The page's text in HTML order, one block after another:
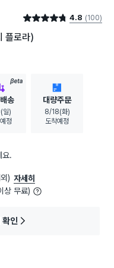
구매했어요별점 4.8점 4.8 (100)
플로라)
BETA
송
일)
정
대량주문
8/18(화)
도착예정
요.
) 자세히
무료)
확인